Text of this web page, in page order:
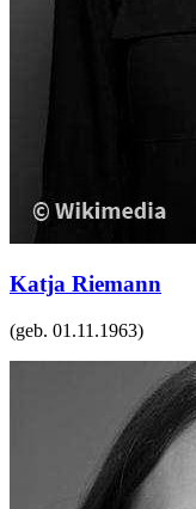
Katja Riemann
(geb. 01.11.1963)